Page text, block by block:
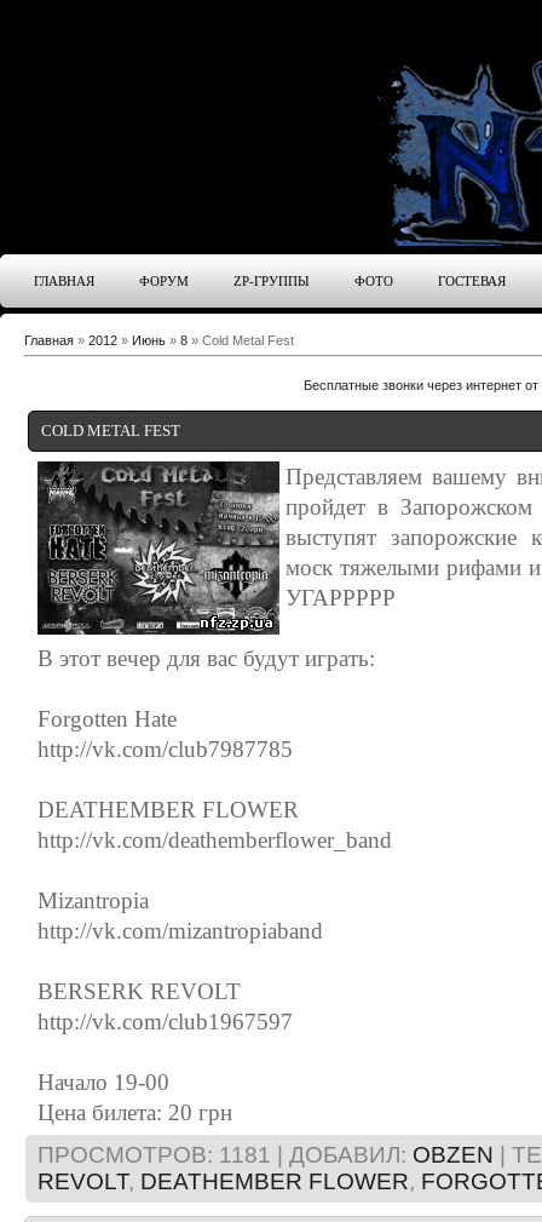
ГЛАВНАЯ ФОРУМ ZP-ГРУППЫ ФОТО ГОСТЕВАЯ
Главная » 2012 » Июнь » 8 » Cold Metal Fest
Бесплатные звонки через интернет
COLD METAL FEST
Представляем вашему
пройдет в Запорожском
выступят запорожские
моск тяжелыми рифами и
УГАРРРРР
В этот вечер для вас будут играть:
Forgotten Hate
http://vk.com/club7987785
DEATHEMBER FLOWER
http://vk.com/deathemberflower_band
Mizantropia
http://vk.com/mizantropiaband
BERSERK REVOLT
http://vk.com/club1967597
Начало 19-00
Цена билета: 20 грн
ПРОСМОТРОВ: 1181 | ДОБАВИЛ: OBZEN
REVOLT, DEATHEMBER FLOWER,